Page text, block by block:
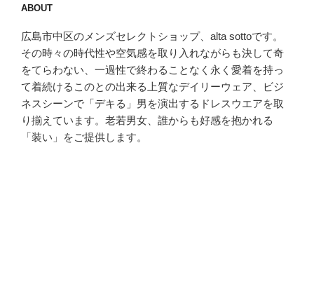
ABOUT
広島市中区のメンズセレクトショップ、alta sottoです。
その時々の時代性や空気感を取り入れながらも決して奇
をてらわない、一過性で終わることなく永く愛着を持っ
て着続けるこのとの出来る上質なデイリーウェア、ビジ
ネスシーンで「デキる」男を演出するドレスウエアを取
り揃えています。老若男女、誰からも好感を抱かれる
「装い」をご提供します。